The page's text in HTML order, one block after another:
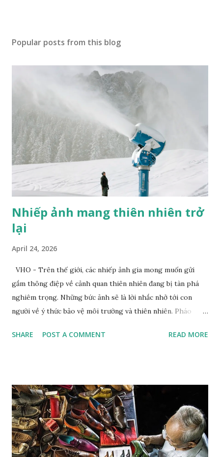
Popular posts from this blog
Nhiếp ảnh mang thiên nhiên trở
lại
April 24, 2026
VHO - Trên thế giới, các nhiếp ảnh gia mong muốn gửi
gắm thông điệp về cảnh quan thiên nhiên đang bị tàn phá
nghiêm trọng. Những bức ảnh sẽ là lời nhắc nhở tới con
người về ý thức bảo vệ môi trường và thiên nhiên. Pháo
Dolomites. Ảnh: Zed Nelson/Institute Khi nhiếp ảnh gia
pastel. Nhiếp ảnh gia đến từ London này không nói "hoàn
hảo" theo nghĩa "được vẽ một cách điêu luyện"; mà là ẩn dụ
hoàn hảo cho mối quan hệ lý tưởng giữa con người và thiên
nhiên. Bức tranh gợi nhớ đến một tác phẩm nghệ thuật
khác: Chú hổ con đang chơi đùa với mẹ. Đây là tác phẩm của
SHARE POST A COMMENT READ MORE